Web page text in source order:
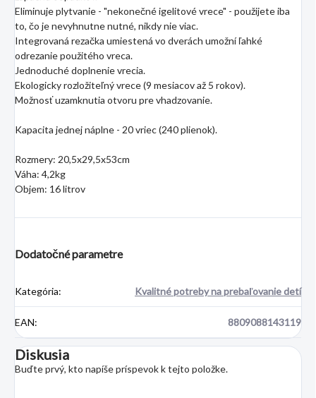
Eliminuje plytvanie - "nekonečné igelitové vrece" - použijete iba
to, čo je nevyhnutne nutné, nikdy nie viac.
Integrovaná rezačka umiestená vo dverách umožní ľahké
odrezanie použitého vreca.
Jednoduché doplnenie vrecia.
Ekologicky rozložiteľný vrece (9 mesiacov až 5 rokov).
Možnosť uzamknutia otvoru pre vhadzovanie.
Kapacita jednej náplne - 20 vriec (240 plienok).
Rozmery: 20,5x29,5x53cm
Váha: 4,2kg
Objem: 16 litrov
Dodatočné parametre
Kategória: Kvalitné potreby na prebaľovanie detí
EAN: 8809088143119
Diskusia
Buďte prvý, kto napíše príspevok k tejto položke.